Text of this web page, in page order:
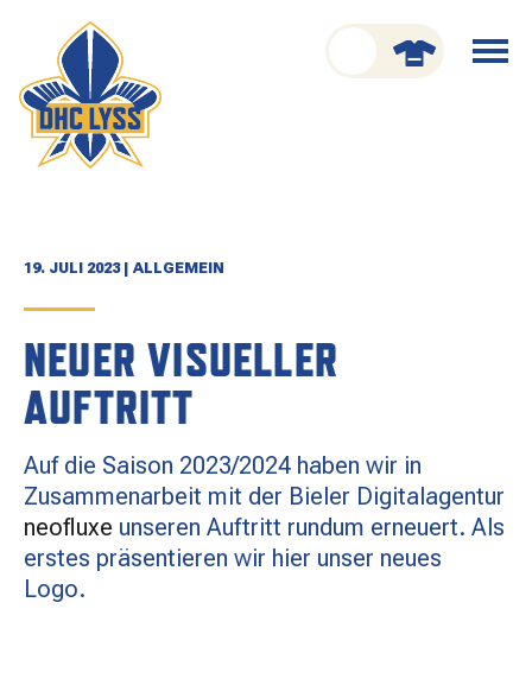
Menü
öffnen
schliessen
CLUB
GESCHICHTE
TEAM
SPIELPLAN
RESULTATE
MATCHBESUCH
19. JULI 2023 | ALLGEMEIN
NEUER VISUELLER
AUFTRITT
Auf die Saison 2023/2024 haben wir in
Zusammenarbeit mit der Bieler Digitalagentur
neofluxe unseren Auftritt rundum erneuert. Als
erstes präsentieren wir hier unser neues
Logo.